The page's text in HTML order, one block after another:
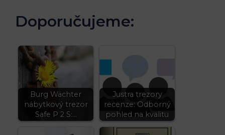
Doporučujeme:
Burg Wächter
nábytkový trezor
Safe P 2 S:…
Justra trezory
recenze: Odborný
pohled na kvalitu